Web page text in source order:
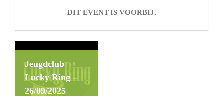
DIT EVENT IS VOORBIJ.
Jeugdclub
Lucky Ring –
26/09/2025